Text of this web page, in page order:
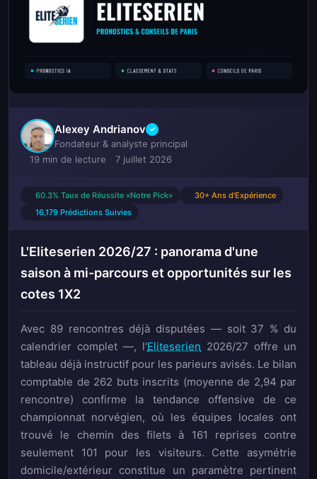
Alexey Andrianov ✓
Fondateur & analyste principal
19 min de lecture
7 juillet 2026
60.3% Taux de Réussite «Notre Pick»
30+ Ans d'Expérience
16,179 Prédictions Suivies
L'Eliteserien 2026/27 : panorama d'une
saison à mi-parcours et opportunités sur les
cotes 1X2
Avec 89 rencontres déjà disputées — soit 37 % du
calendrier complet —, l'Eliteserien 2026/27 offre un
tableau déjà instructif pour les parieurs avisés. Le bilan
comptable de 262 buts inscrits (moyenne de 2,94 par
rencontre) confirme la tendance offensive de ce
championnat norvégien, où les équipes locales ont
trouvé le chemin des filets à 161 reprises contre
seulement 101 pour les visiteurs. Cette asymétrie
domicile/extérieur constitue un paramètre pertinent